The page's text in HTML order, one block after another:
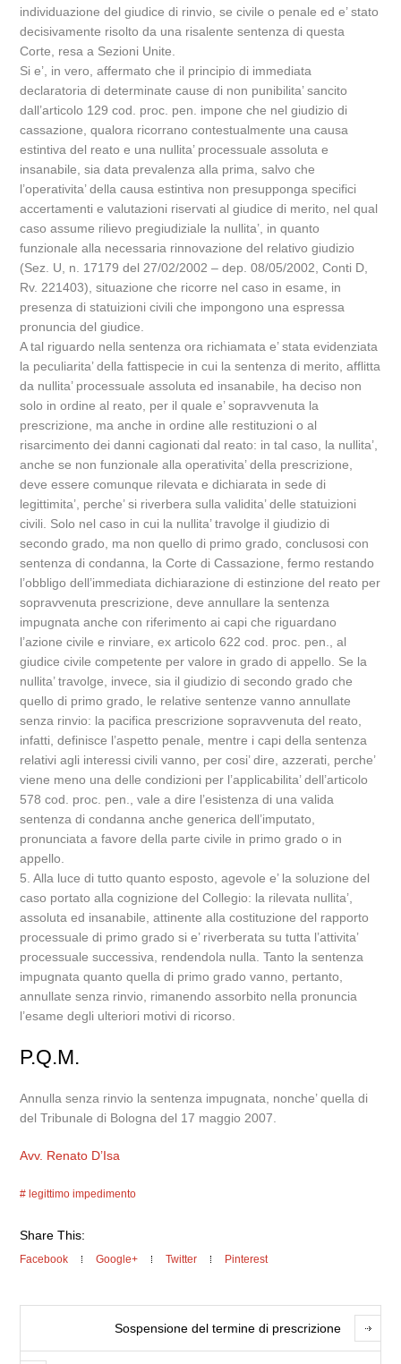
individuazione del giudice di rinvio, se civile o penale ed e’ stato
decisivamente risolto da una risalente sentenza di questa
Corte, resa a Sezioni Unite.
Si e’, in vero, affermato che il principio di immediata
declaratoria di determinate cause di non punibilita’ sancito
dall’articolo 129 cod. proc. pen. impone che nel giudizio di
cassazione, qualora ricorrano contestualmente una causa
estintiva del reato e una nullita’ processuale assoluta e
insanabile, sia data prevalenza alla prima, salvo che
l’operativita’ della causa estintiva non presupponga specifici
accertamenti e valutazioni riservati al giudice di merito, nel qual
caso assume rilievo pregiudiziale la nullita’, in quanto
funzionale alla necessaria rinnovazione del relativo giudizio
(Sez. U, n. 17179 del 27/02/2002 – dep. 08/05/2002, Conti D,
Rv. 221403), situazione che ricorre nel caso in esame, in
presenza di statuizioni civili che impongono una espressa
pronuncia del giudice.
A tal riguardo nella sentenza ora richiamata e’ stata evidenziata
la peculiarita’ della fattispecie in cui la sentenza di merito, afflitta
da nullita’ processuale assoluta ed insanabile, ha deciso non
solo in ordine al reato, per il quale e’ sopravvenuta la
prescrizione, ma anche in ordine alle restituzioni o al
risarcimento dei danni cagionati dal reato: in tal caso, la nullita’,
anche se non funzionale alla operativita’ della prescrizione,
deve essere comunque rilevata e dichiarata in sede di
legittimita’, perche’ si riverbera sulla validita’ delle statuizioni
civili. Solo nel caso in cui la nullita’ travolge il giudizio di
secondo grado, ma non quello di primo grado, conclusosi con
sentenza di condanna, la Corte di Cassazione, fermo restando
l’obbligo dell’immediata dichiarazione di estinzione del reato per
sopravvenuta prescrizione, deve annullare la sentenza
impugnata anche con riferimento ai capi che riguardano
l’azione civile e rinviare, ex articolo 622 cod. proc. pen., al
giudice civile competente per valore in grado di appello. Se la
nullita’ travolge, invece, sia il giudizio di secondo grado che
quello di primo grado, le relative sentenze vanno annullate
senza rinvio: la pacifica prescrizione sopravvenuta del reato,
infatti, definisce l’aspetto penale, mentre i capi della sentenza
relativi agli interessi civili vanno, per cosi’ dire, azzerati, perche’
viene meno una delle condizioni per l’applicabilita’ dell’articolo
578 cod. proc. pen., vale a dire l’esistenza di una valida
sentenza di condanna anche generica dell’imputato,
pronunciata a favore della parte civile in primo grado o in
appello.
5. Alla luce di tutto quanto esposto, agevole e’ la soluzione del
caso portato alla cognizione del Collegio: la rilevata nullita’,
assoluta ed insanabile, attinente alla costituzione del rapporto
processuale di primo grado si e’ riverberata su tutta l’attivita’
processuale successiva, rendendola nulla. Tanto la sentenza
impugnata quanto quella di primo grado vanno, pertanto,
annullate senza rinvio, rimanendo assorbito nella pronuncia
l’esame degli ulteriori motivi di ricorso.
P.Q.M.
Annulla senza rinvio la sentenza impugnata, nonche’ quella di
del Tribunale di Bologna del 17 maggio 2007.
Avv. Renato D’Isa
legittimo impedimento
Share This:
Facebook Google+ Twitter Pinterest
Sospensione del termine di prescrizione